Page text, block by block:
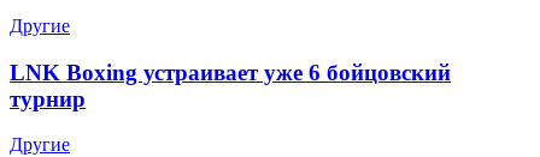
Другие
LNK Boxing устраивает уже 6 бойцовский
турнир
Другие